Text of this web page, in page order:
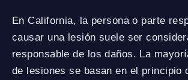
En California, la persona o parte
causar una lesión suele ser
responsable de los daños. La
de lesiones se basan en el principio